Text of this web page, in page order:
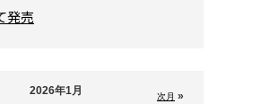
発売
次月 »
2026年1月